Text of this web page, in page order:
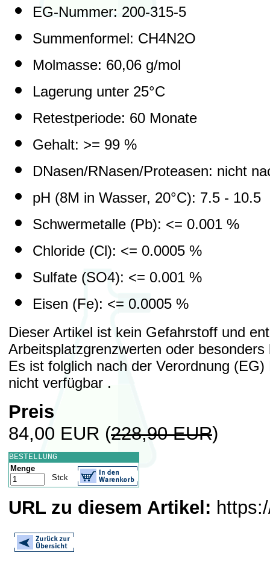
EG-Nummer: 200-315-5
Summenformel: CH4N2O
Molmasse: 60,06 g/mol
Lagerung unter 25°C
Retestperiode: 60 Monate
Gehalt: >= 99 %
DNasen/RNasen/Proteasen: nicht
pH (8M in Wasser, 20°C): 7.5 - 10.5
Schwermetalle (Pb): <= 0.001 %
Chloride (Cl): <= 0.0005 %
Sulfate (SO4): <= 0.001 %
Eisen (Fe): <= 0.0005 %
Dieser Artikel ist kein Gefahrstoff und
Arbeitsplatzgrenzwerten oder
Es ist folglich nach der Verordnung
nicht verfügbar .
Preis
84,00 EUR (228,90 EUR)
BESTELLUNG
Menge
Stck
URL zu diesem Artikel: